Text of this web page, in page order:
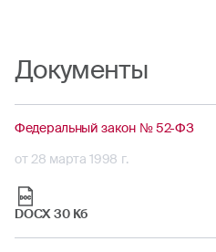
Документы
DOCX 30 Кб
Федеральный закон № 52-ФЗ
от 28 марта 1998 г.